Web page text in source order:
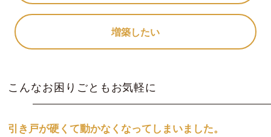
増築したい
こんなお困りごともお気軽に
引き戸が硬くて動かなくなってしまいました。